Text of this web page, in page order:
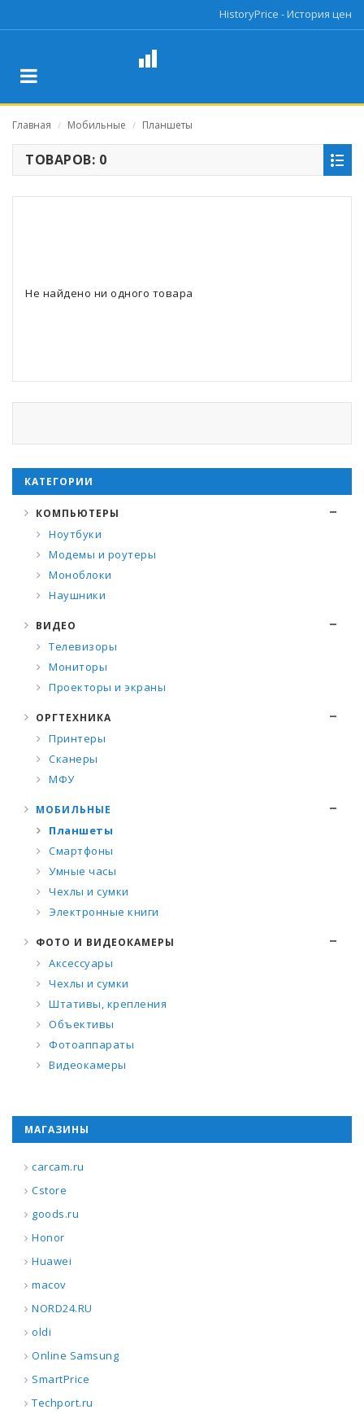
HistoryPrice - История цен
Главная / Мобильные / Планшеты
ТОВАРОВ: 0
Не найдено ни одного товара
КАТЕГОРИИ
КОМПЬЮТЕРЫ
Ноутбуки
Модемы и роутеры
Моноблоки
Наушники
ВИДЕО
Телевизоры
Мониторы
Проекторы и экраны
ОРГТЕХНИКА
Принтеры
Сканеры
МФУ
МОБИЛЬНЫЕ
Планшеты
Смартфоны
Умные часы
Чехлы и сумки
Электронные книги
ФОТО И ВИДЕОКАМЕРЫ
Аксессуары
Чехлы и сумки
Штативы, крепления
Объективы
Фотоаппараты
Видеокамеры
МАГАЗИНЫ
carcam.ru
Cstore
goods.ru
Honor
Huawei
macov
NORD24.RU
oldi
Online Samsung
SmartPrice
Techport.ru